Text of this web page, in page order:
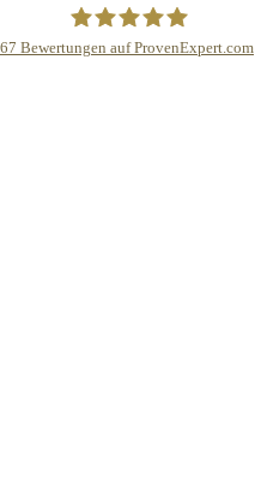
67 Bewertungen auf ProvenExpert.com